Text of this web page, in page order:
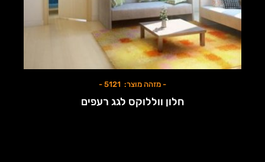
- מזהה מוצר: 5121 -
חלון ווללוקס לגג רעפים